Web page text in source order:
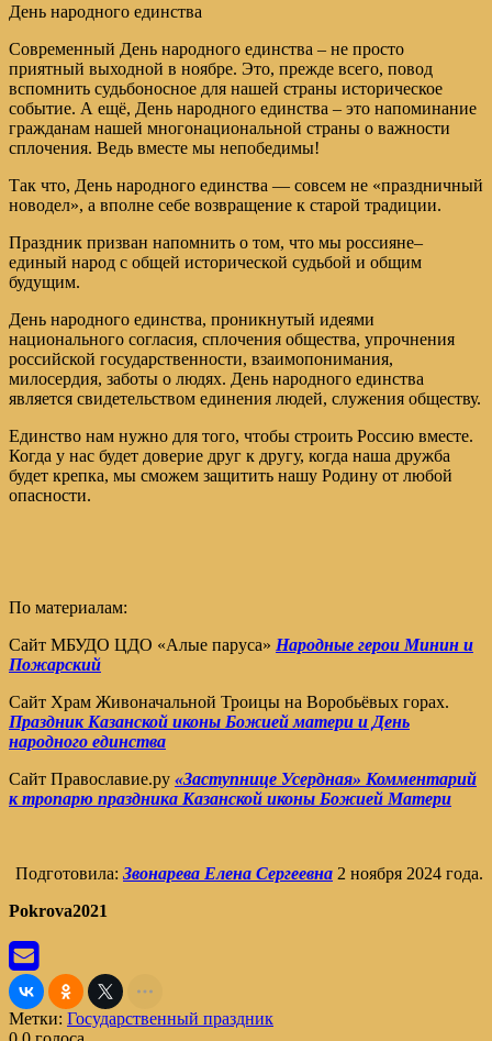
День народного единства
Современный День народного единства – не просто
приятный выходной в ноябре. Это, прежде всего, повод
вспомнить судьбоносное для нашей страны историческое
событие. А ещё, День народного единства – это напоминание
гражданам нашей многонациональной страны о важности
сплочения. Ведь вместе мы непобедимы!
Так что, День народного единства — совсем не «праздничный
новодел», а вполне себе возвращение к старой традиции.
Праздник призван напомнить о том, что мы россияне–
единый народ с общей исторической судьбой и общим
будущим.
День народного единства, проникнутый идеями
национального согласия, сплочения общества, упрочнения
российской государственности, взаимопонимания,
милосердия, заботы о людях. День народного единства
является свидетельством единения людей, служения обществу.
Единство нам нужно для того, чтобы строить Россию вместе.
Когда у нас будет доверие друг к другу, когда наша дружба
будет крепка, мы сможем защитить нашу Родину от любой
опасности.
По материалам:
Сайт МБУДО ЦДО «Алые паруса» Народные герои Минин и
Пожарский
Сайт Храм Живоначальной Троицы на Воробьёвых горах.
Праздник Казанской иконы Божией матери и День
народного единства
Сайт Православие.ру «Заступнице Усердная» Комментарий
к тропарю праздника Казанской иконы Божией Матери
Подготовила: Звонарева Елена Сергеевна 2 ноября 2024 года.
Pokrova2021
Метки: Государственный праздник